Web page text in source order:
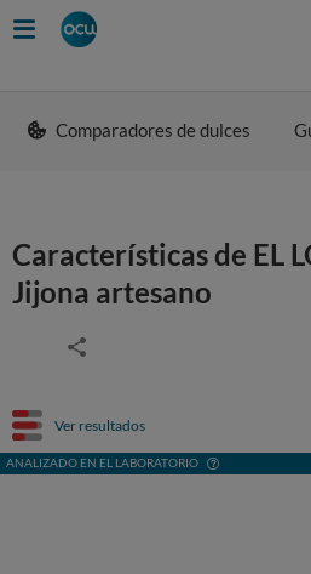
Comparadores de dulces
Características de EL
Jijona artesano
Ver resultados
ANALIZADO EN EL LABORATORIO